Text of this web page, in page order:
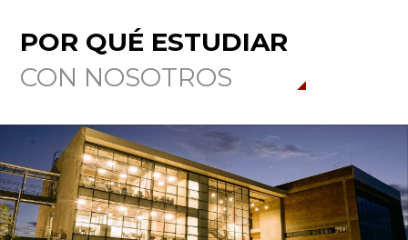
POR QUÉ ESTUDIAR
CON NOSOTROS